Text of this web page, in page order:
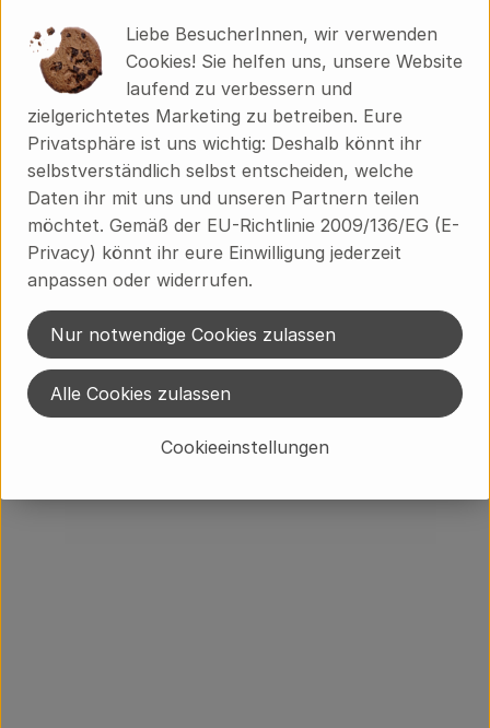
Vollwertige Müslis, erlesene Mehle, Backmischungen
für saftige Torten, Kuchen und Brote, nahrhafte
Porridges und herzhafte Veggie-Mischungen, alles oft
glutenfrei, weizenfrei und vegan – unter der Marke
Bauck Mühle vertreibt die Bauck GmbH heute rund
150 Produkte. Immer unter dem Motto: „Bio. Aus Liebe
zur Zukunft.“
Die Bauck Mühle steht für innovative Rezepturen, in
denen ausschließlich Bio- und Demeter-Rohstoffe
verarbeitet werden und die einfach zuzubereiten sind.
Seit 2005 ist der Mühlenbetrieb außerdem auf
glutenfreie Produkte, die der ganzen Familie
schmecken, spezialisiert. Dazu tragen eine eigene
Glutenfrei-Mühle, glutenfreie Mischanlangen sowie ein
eigenes Glutenfrei-Labor bei.
Liebe BesucherInnen, wir verwenden
Cookies! Sie helfen uns, unsere Website
laufend zu verbessern und
zielgerichtetes Marketing zu betreiben. Eure
Privatsphäre ist uns wichtig: Deshalb könnt ihr
selbstverständlich selbst entscheiden, welche
Daten ihr mit uns und unseren Partnern teilen
möchtet. Gemäß der EU-Richtlinie 2009/136/EG (E-
Privacy) könnt ihr eure Einwilligung jederzeit
anpassen oder widerrufen.
Cookieeinstellungen
Nur notwendige Cookies zulassen
Alle Cookies zulassen